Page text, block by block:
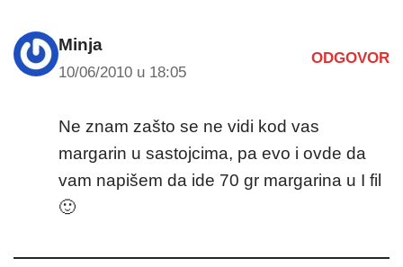
Minja
10/06/2010 u 18:05
ODGOVOR
Ne znam zašto se ne vidi kod vas
margarin u sastojcima, pa evo i ovde da
vam napišem da ide 70 gr margarina u I fil
🙂